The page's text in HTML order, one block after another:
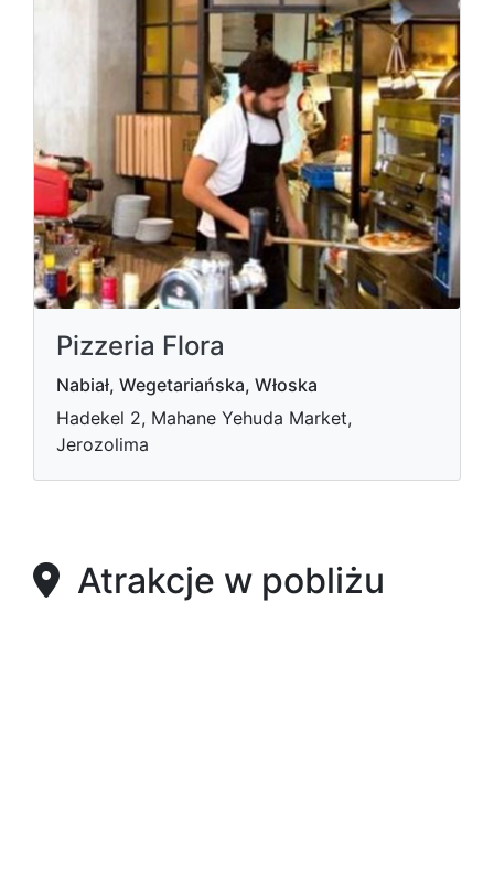
Pizzeria Flora
Nabiał, Wegetariańska, Włoska
Hadekel 2, Mahane Yehuda Market,
Jerozolima
Atrakcje w pobliżu